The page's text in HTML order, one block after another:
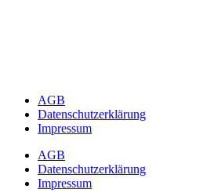
AGB
Datenschutzerklärung
Impressum
AGB
Datenschutzerklärung
Impressum